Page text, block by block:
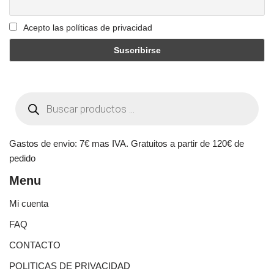
Acepto las políticas de privacidad
Gastos de envio: 7€ mas IVA. Gratuitos a partir de 120€ de
pedido
Menu
Mi cuenta
FAQ
CONTACTO
POLITICAS DE PRIVACIDAD